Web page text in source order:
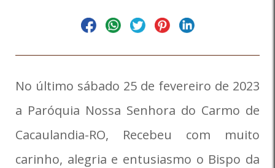
No último sábado 25 de fevereiro de 2023
a Paróquia Nossa Senhora do Carmo de
Cacaulandia-RO, Recebeu com muito
carinho, alegria e entusiasmo o Bispo da